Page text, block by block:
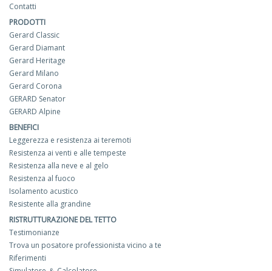
Contatti
PRODOTTI
Gerard Classic
Gerard Diamant
Gerard Heritage
Gerard Milano
Gerard Corona
GERARD Senator
GERARD Alpine
BENEFICI
Leggerezza e resistenza ai teremoti
Resistenza ai venti e alle tempeste
Resistenza alla neve e al gelo
Resistenza al fuoco
Isolamento acustico
Resistente alla grandine
RISTRUTTURAZIONE DEL TETTO
Testimonianze
Trova un posatore professionista vicino a te
Riferimenti